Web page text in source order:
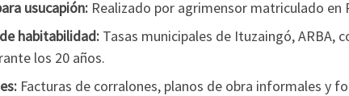
usucapión: Realizado por agrimensor matriculado en
habitabilidad: Tasas municipales de Ituzaingó, ARBA,
los 20 años.
Facturas de corralones, planos de obra informales